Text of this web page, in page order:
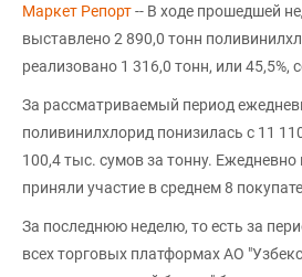
Маркет Репорт-- В ходе прошедшей
выставлено 2 890,0 тонн
реализовано 1 316,0 тонн, или 45,5%,
За рассматриваемый период
поливинилхлорид понизилась с 11
100,4 тыс. сумов за тонну.
приняли участие в среднем 8
За последнюю неделю, то есть за
всех торговых платформах АО